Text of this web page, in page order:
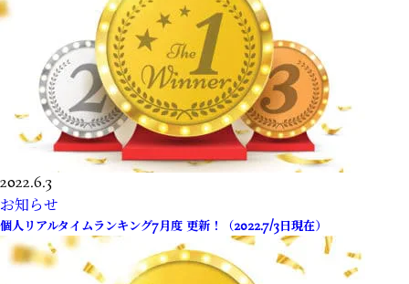
2022.6.3
お知らせ
個人リアルタイムランキング7月度 更新！（2022.7/3日現在）